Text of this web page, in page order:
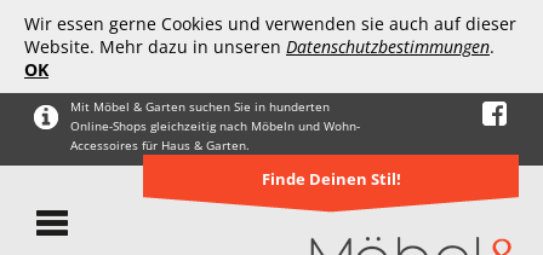
Wir essen gerne Cookies und verwenden sie auch auf dieser
Website. Mehr dazu in unseren Datenschutzbestimmungen.
OK
Mit Möbel & Garten suchen Sie in hunderten
Online-Shops gleichzeitig nach Möbeln und Wohn-
Accessoires für Haus & Garten.
Finde Deinen Stil!